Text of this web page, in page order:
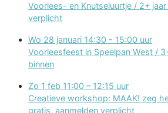
Voorlees- en Knutseluurtje / 2+
verplicht
Wo 28 januari 14:30 - 15:00 uur
Voorleesfeest in Speelpan West /
binnen
Zo 1 feb 11:00 – 12:15 uur
Creatieve workshop: MAAK! zeg
gratis, aanmelden verplicht